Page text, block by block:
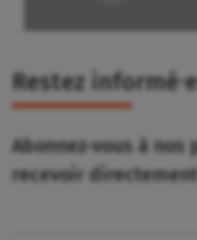
Restez
Abonnez-vous à
recevoir